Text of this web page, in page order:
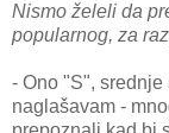
Nismo želeli da
popularnog, za
- Ono "S",
naglašavam -